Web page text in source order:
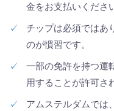
金をお支払いくださ
✓
チップは必須ではあ
のが慣習です。
✓
一部の免許を持つ運
用することが許可さ
✓
アムステルダムでは